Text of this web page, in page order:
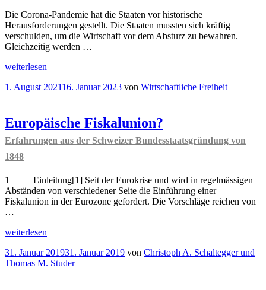
Die Corona-Pandemie hat die Staaten vor historische
Herausforderungen gestellt. Die Staaten mussten sich kräftig
verschulden, um die Wirtschaft vor dem Absturz zu bewahren.
Gleichzeitig werden …
„Podcast
ohne
Zukunft
der
Staatsfinanzen
“
weiterlesen
Veröffentlicht
1. August 202116. Januar 2023 von Wirtschaftliche Freiheit
Europäische Fiskalunion?
Erfahrungen aus der Schweizer Bundesstaatsgründung von
1848
1 Einleitung[1] Seit der Eurokrise und wird in regelmässigen
Abständen von verschiedener Seite die Einführung einer
Fiskalunion in der Eurozone gefordert. Die Vorschläge reichen von
…
„Europäische
Erfahrungen
aus
weiterlesen
Veröffentlicht
am
31. Januar 201931. Januar 2019 von Christoph A. Schaltegger und
Thomas M. Studer